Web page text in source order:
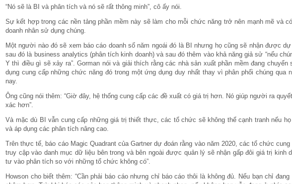
“Nó sẽ là BI và phân tích và nó sẽ rất thông minh”, cô ấy nói.
Sự kết hợp trong các nền tảng phần mềm này sẽ làm cho mỗi chức năng trở nên mạnh mẽ và
doanh nhân sử dụng chúng.
Một người nào đó sẽ xem báo cáo doanh số năm ngoái đó là BI nhưng họ cũng sẽ nhận được
sau đó là business analytics (phân tích kinh doanh) và sau đó thêm vào khả năng giả sử “nếu
Y thì điều gì sẽ xảy ra”. Gorman nói và giải thích rằng các nhà sản xuất phần mềm đang chuyển
dụng cung cấp những chức năng đó trong một ứng dụng duy nhất thay vì phân phối chúng qua
nay.
Ông cũng nói thêm: “Giờ đây, hệ thống cung cấp các đề xuất có giá trị hơn. Nó giúp người ra
xác hơn”.
Và mặc dù BI vẫn cung cấp những giá trị thiết thực, các tổ chức sẽ không thể cạnh tranh nếu
và áp dụng các phân tích nâng cao.
Trên thực tế, báo cáo Magic Quadrant của Gartner dự đoán rằng vào năm 2020, các tổ chức
truy cập vào danh mục dữ liệu bên trong và bên ngoài được quản lý sẽ nhận gấp đôi giá trị kinh
tư vào phân tích so với những tổ chức không có”.
Howson cho biết thêm: “Cần phải báo cáo nhưng chỉ báo cáo thôi là không đủ. Nếu bạn chỉ